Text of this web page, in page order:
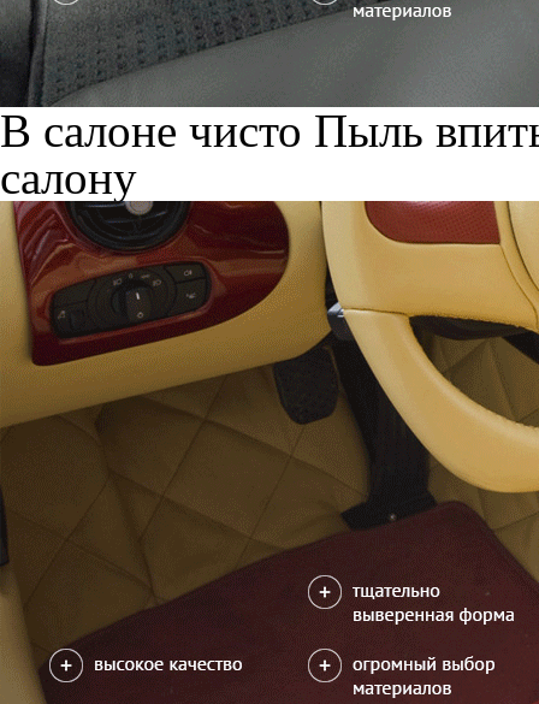
В салоне чисто Пыль
салону